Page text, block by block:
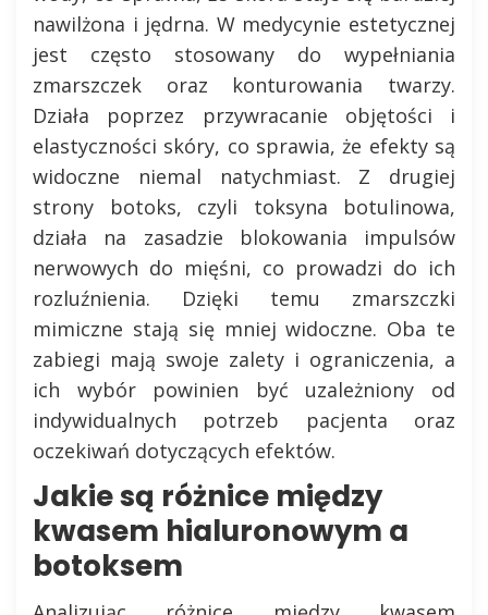
nawilżona i jędrna. W medycynie estetycznej
jest często stosowany do wypełniania
zmarszczek oraz konturowania twarzy.
Działa poprzez przywracanie objętości i
elastyczności skóry, co sprawia, że efekty są
widoczne niemal natychmiast. Z drugiej
strony botoks, czyli toksyna botulinowa,
działa na zasadzie blokowania impulsów
nerwowych do mięśni, co prowadzi do ich
rozluźnienia. Dzięki temu zmarszczki
mimiczne stają się mniej widoczne. Oba te
zabiegi mają swoje zalety i ograniczenia, a
ich wybór powinien być uzależniony od
indywidualnych potrzeb pacjenta oraz
oczekiwań dotyczących efektów.
Jakie są różnice między
kwasem hialuronowym a
botoksem